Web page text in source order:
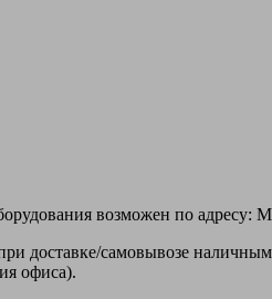
возможен по адресу:
доставке/самовывозе
офиса).